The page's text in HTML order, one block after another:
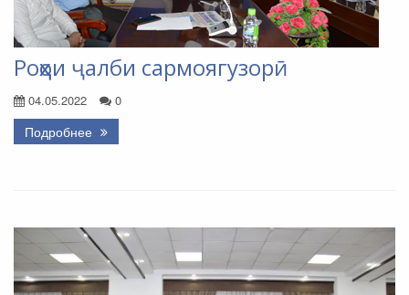
Роҳҳои ҷалби сармоягузорӣ
04.05.2022 0
Подробнее